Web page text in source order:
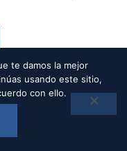
te damos la mejor
usando este sitio,
con ello.